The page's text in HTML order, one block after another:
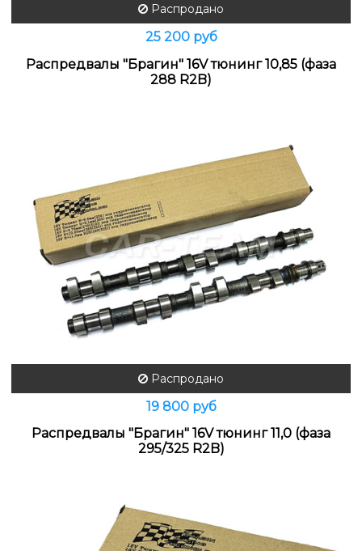
Распродано
25 200 руб
Распредвалы "Брагин" 16V тюнинг 10,85 (фаза
288 R2B)
Распродано
19 800 руб
Распредвалы "Брагин" 16V тюнинг 11,0 (фаза
295/325 R2B)